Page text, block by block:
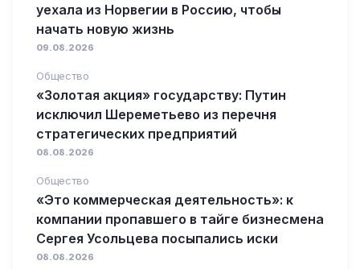
уехала из Норвегии в Россию, чтобы
начать новую жизнь
09.08.2026
Общество
«Золотая акция» государству: Путин
исключил Шереметьево из перечня
стратегических предприятий
08.08.2026
Общество
«Это коммерческая деятельность»: к
компании пропавшего в тайге бизнесмена
Сергея Усольцева посыпались иски
08.08.2026